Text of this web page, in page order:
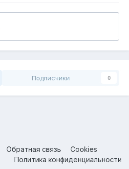
Подписчики 0
Обратная связь
Cookies
Политика конфиденциальности